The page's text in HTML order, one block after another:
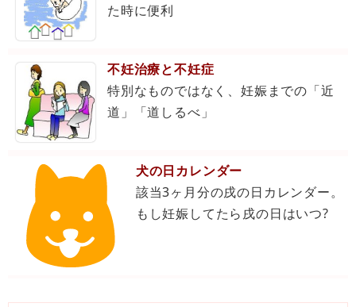
た時に便利
不妊治療と不妊症
特別なものではなく、妊娠までの「近
道」「道しるべ」
犬の日カレンダー
該当3ヶ月分の戌の日カレンダー。
もし妊娠してたら戌の日はいつ?